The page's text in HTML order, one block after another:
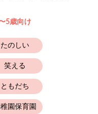
5歳向け
たのしい
笑える
ともだち
園保育園